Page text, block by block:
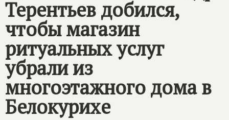
Терентьев добился,
чтобы магазин
ритуальных услуг
убрали из
многоэтажного дома в
Белокурихе